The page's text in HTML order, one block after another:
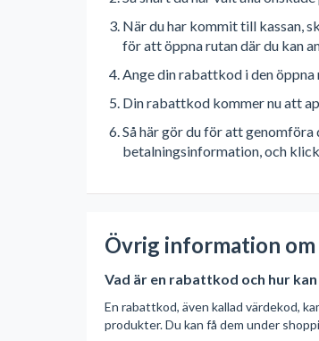
När du har kommit till kassan,
för att öppna rutan där du kan
Ange din rabattkod i den
Din rabattkod kommer nu att
Så här gör du för att genomföra
betalningsinformation, och
Övrig information om
Vad är en rabattkod och hur kan
En rabattkod, även kallad värdekod,
produkter. Du kan få dem under